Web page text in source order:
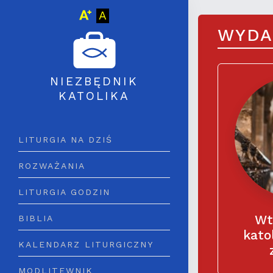
Wielkość czcionki
AWersja graficzna
NIEZBĘDNIK
KATOLIKA
LITURGIA NA DZIŚ
ROZWAŻANIA
LITURGIA GODZIN
BIBLIA
KALENDARZ LITURGICZNY
MODLITEWNIK